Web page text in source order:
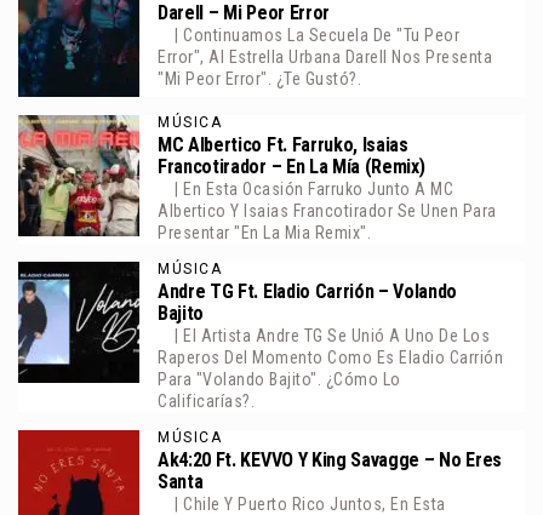
Darell – Mi Peor Error
| Continuamos La Secuela De "Tu Peor
Error", Al Estrella Urbana Darell Nos Presenta
"Mi Peor Error". ¿Te Gustó?.
MÚSICA
MC Albertico Ft. Farruko, Isaias
Francotirador – En La Mía (Remix)
| En Esta Ocasión Farruko Junto A MC
Albertico Y Isaias Francotirador Se Unen Para
Presentar "En La Mia Remix".
MÚSICA
Andre TG Ft. Eladio Carrión – Volando
Bajito
| El Artista Andre TG Se Unió A Uno De Los
Raperos Del Momento Como Es Eladio Carrión
Para "Volando Bajito". ¿Cómo Lo
Calificarías?.
MÚSICA
Ak4:20 Ft. KEVVO Y King Savagge – No Eres
Santa
| Chile Y Puerto Rico Juntos, En Esta